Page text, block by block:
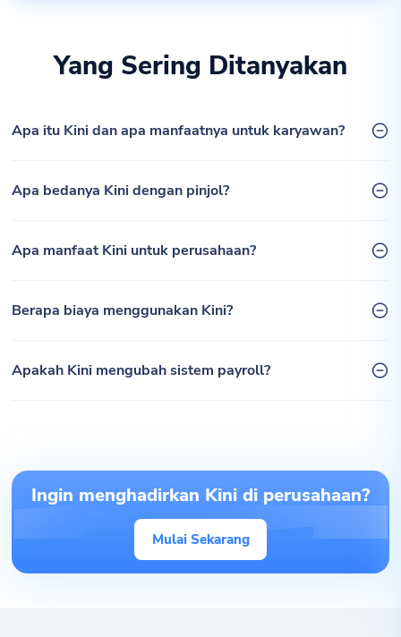
Yang Sering Ditanyakan
Apa itu Kini dan apa manfaatnya untuk karyawan?
Apa bedanya Kini dengan pinjol?
Apa manfaat Kini untuk perusahaan?
Berapa biaya menggunakan Kini?
Apakah Kini mengubah sistem payroll?
Ingin menghadirkan Kini di perusahaan?
Mulai Sekarang